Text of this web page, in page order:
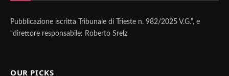
Pubblicazione iscritta Tribunale di Trieste n. 982/2025 V.G.”, e
“direttore responsabile: Roberto Srelz
OUR PICKS